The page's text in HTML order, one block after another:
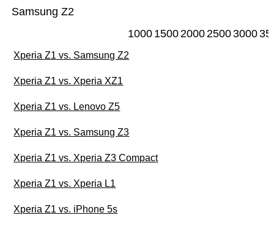
Samsung Z2
1000 1500200025003000
Xperia Z1 vs. Samsung Z2
Xperia Z1 vs. Xperia XZ1
Xperia Z1 vs. Lenovo Z5
Xperia Z1 vs. Samsung Z3
Xperia Z1 vs. Xperia Z3 Compact
Xperia Z1 vs. Xperia L1
Xperia Z1 vs. iPhone 5s